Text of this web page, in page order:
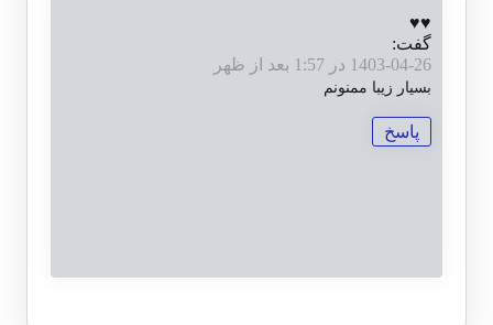
♥♥
گفت:
1403-04-26 در 1:57 بعد از ظهر
بسیار زیبا ممنونم
پاسخ